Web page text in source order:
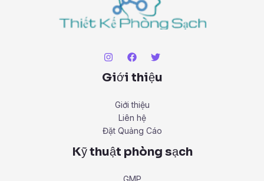
Giới thiệu
Giới thiệu
Liên hệ
Đặt Quảng Cáo
Kỹ thuật phòng sạch
GMP